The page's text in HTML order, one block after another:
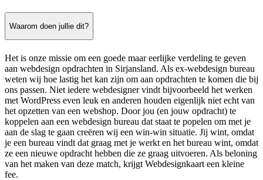
Waarom doen jullie dit?
Het is onze missie om een goede maar eerlijke verdeling te geven
aan webdesign opdrachten in Sirjansland. Als ex-webdesign bureau
weten wij hoe lastig het kan zijn om aan opdrachten te komen die bij
ons passen. Niet iedere webdesigner vindt bijvoorbeeld het werken
met WordPress even leuk en anderen houden eigenlijk niet echt van
het opzetten van een webshop. Door jou (en jouw opdracht) te
koppelen aan een webdesign bureau dat staat te popelen om met je
aan de slag te gaan creëren wij een win-win situatie. Jij wint, omdat
je een bureau vindt dat graag met je werkt en het bureau wint, omdat
ze een nieuwe opdracht hebben die ze graag uitvoeren. Als beloning
van het maken van deze match, krijgt Webdesignkaart een kleine
fee.